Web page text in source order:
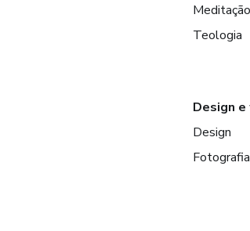
Meditação
Teologia
Design
Design
Fotografia